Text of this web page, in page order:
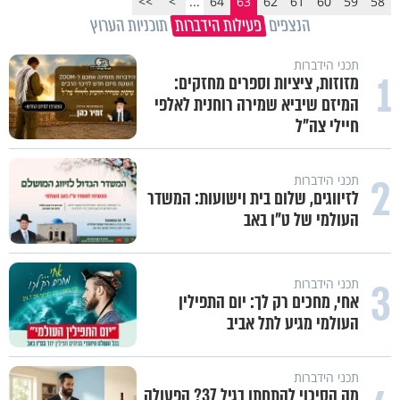
הנצפים פעילות הידברות תוכניות הערוץ
1 תכני הידברות
מזוזות, ציציות וספרים מחזקים:
המיזם שיביא שמירה רוחנית לאלפי
חיילי צה"ל
2 תכני הידברות
לזיווגים, שלום בית וישועות: המשדר
העולמי של ט"ו באב
3 תכני הידברות
אחי, מחכים רק לך: יום התפילין
העולמי מגיע לתל אביב
תכני הידברות